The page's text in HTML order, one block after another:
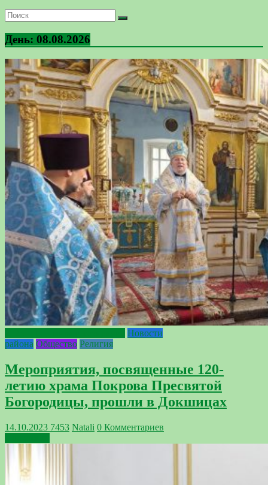
День: 08.08.2026
Новости
района Общество Религия
Мероприятия, посвященные 120-
летию храма Покрова Пресвятой
Богородицы, прошли в Докшицах
14.10.2023 7453 Natali 0 Комментариев